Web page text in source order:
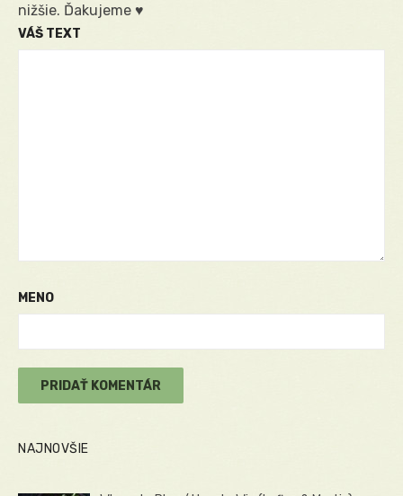
nižšie. Ďakujeme ♥
VÁŠ TEXT
MENO
NAJNOVŠIE